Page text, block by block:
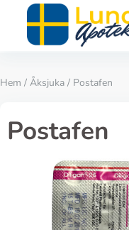
Hem / Åksjuka / Postafen
Postafen